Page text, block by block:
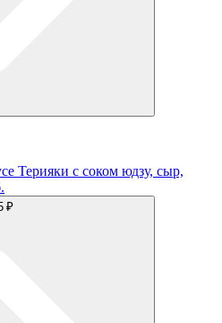
Терияки с соком юдзу, сыр,
₽